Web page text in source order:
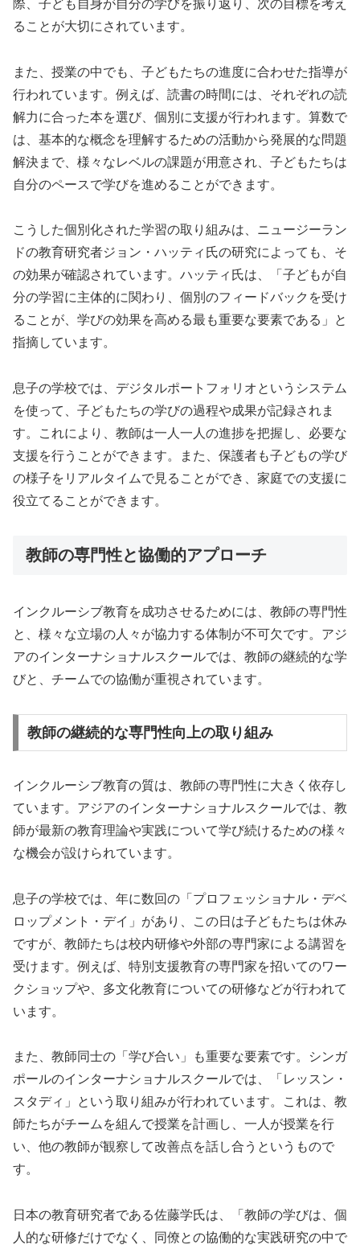
際、子ども自身が自分の学びを振り返り、次の目標を考え
ることが大切にされています。
また、授業の中でも、子どもたちの進度に合わせた指導が
行われています。例えば、読書の時間には、それぞれの読
解力に合った本を選び、個別に支援が行われます。算数で
は、基本的な概念を理解するための活動から発展的な問題
解決まで、様々なレベルの課題が用意され、子どもたちは
自分のペースで学びを進めることができます。
こうした個別化された学習の取り組みは、ニュージーラン
ドの教育研究者ジョン・ハッティ氏の研究によっても、そ
の効果が確認されています。ハッティ氏は、「子どもが自
分の学習に主体的に関わり、個別のフィードバックを受け
ることが、学びの効果を高める最も重要な要素である」と
指摘しています。
息子の学校では、デジタルポートフォリオというシステム
を使って、子どもたちの学びの過程や成果が記録されま
す。これにより、教師は一人一人の進捗を把握し、必要な
支援を行うことができます。また、保護者も子どもの学び
の様子をリアルタイムで見ることができ、家庭での支援に
役立てることができます。
教師の専門性と協働的アプローチ
インクルーシブ教育を成功させるためには、教師の専門性
と、様々な立場の人々が協力する体制が不可欠です。アジ
アのインターナショナルスクールでは、教師の継続的な学
びと、チームでの協働が重視されています。
教師の継続的な専門性向上の取り組み
インクルーシブ教育の質は、教師の専門性に大きく依存し
ています。アジアのインターナショナルスクールでは、教
師が最新の教育理論や実践について学び続けるための様々
な機会が設けられています。
息子の学校では、年に数回の「プロフェッショナル・デベ
ロップメント・デイ」があり、この日は子どもたちは休み
ですが、教師たちは校内研修や外部の専門家による講習を
受けます。例えば、特別支援教育の専門家を招いてのワー
クショップや、多文化教育についての研修などが行われて
います。
また、教師同士の「学び合い」も重要な要素です。シンガ
ポールのインターナショナルスクールでは、「レッスン・
スタディ」という取り組みが行われています。これは、教
師たちがチームを組んで授業を計画し、一人が授業を行
い、他の教師が観察して改善点を話し合うというもので
す。
日本の教育研究者である佐藤学氏は、「教師の学びは、個
人的な研修だけでなく、同僚との協働的な実践研究の中で